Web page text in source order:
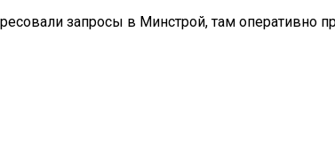
запросы в Минстрой, там оперативно